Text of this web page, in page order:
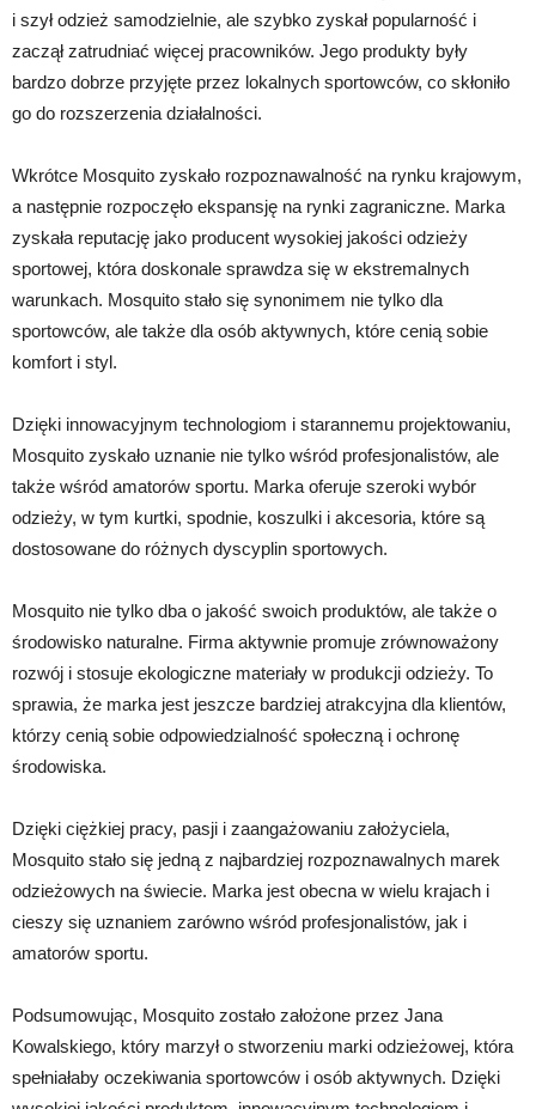
i szył odzież samodzielnie, ale szybko zyskał popularność i
zaczął zatrudniać więcej pracowników. Jego produkty były
bardzo dobrze przyjęte przez lokalnych sportowców, co skłoniło
go do rozszerzenia działalności.
Wkrótce Mosquito zyskało rozpoznawalność na rynku krajowym,
a następnie rozpoczęło ekspansję na rynki zagraniczne. Marka
zyskała reputację jako producent wysokiej jakości odzieży
sportowej, która doskonale sprawdza się w ekstremalnych
warunkach. Mosquito stało się synonimem nie tylko dla
sportowców, ale także dla osób aktywnych, które cenią sobie
komfort i styl.
Dzięki innowacyjnym technologiom i starannemu projektowaniu,
Mosquito zyskało uznanie nie tylko wśród profesjonalistów, ale
także wśród amatorów sportu. Marka oferuje szeroki wybór
odzieży, w tym kurtki, spodnie, koszulki i akcesoria, które są
dostosowane do różnych dyscyplin sportowych.
Mosquito nie tylko dba o jakość swoich produktów, ale także o
środowisko naturalne. Firma aktywnie promuje zrównoważony
rozwój i stosuje ekologiczne materiały w produkcji odzieży. To
sprawia, że marka jest jeszcze bardziej atrakcyjna dla klientów,
którzy cenią sobie odpowiedzialność społeczną i ochronę
środowiska.
Dzięki ciężkiej pracy, pasji i zaangażowaniu założyciela,
Mosquito stało się jedną z najbardziej rozpoznawalnych marek
odzieżowych na świecie. Marka jest obecna w wielu krajach i
cieszy się uznaniem zarówno wśród profesjonalistów, jak i
amatorów sportu.
Podsumowując, Mosquito zostało założone przez Jana
Kowalskiego, który marzył o stworzeniu marki odzieżowej, która
spełniałaby oczekiwania sportowców i osób aktywnych. Dzięki